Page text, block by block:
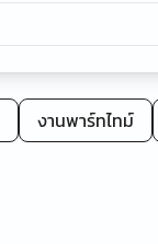
งานพาร์ทไทม์